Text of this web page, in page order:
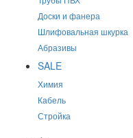
Доски и фанера
Шлифовальная шкурка
Абразивы
SALE
Химия
Кабель
Стройка